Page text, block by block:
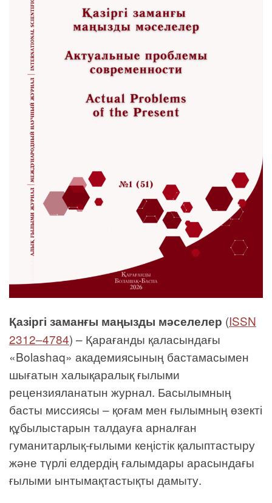
Қазіргі заманғы маңызды мәселелер (ISSN
2312–4784) – Қарағанды қаласындағы
«Bolashaq» академиясының бастамасымен
шығатын халықаралық ғылыми
рецензияланатын журнал. Басылымның
басты миссиясы – қоғам мен ғылымның өзекті
құбылыстарын талдауға арналған
гуманитарлық-ғылыми кеңістік қалыптастыру
және түрлі елдердің ғалымдары арасындағы
ғылыми ынтымақтастықты дамыту.